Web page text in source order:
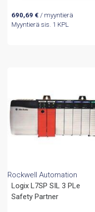
690,69 €/ myyntierä
Myyntierä sis. 1 KPL
Rockwell Automation
Logix L7SP SIL 3 PLe
Safety Partner